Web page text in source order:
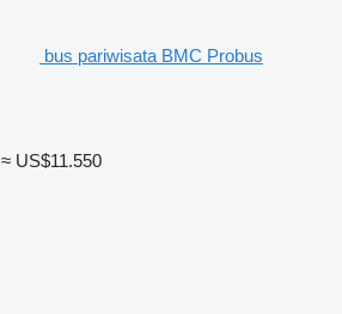
bus pariwisata BMC Probus
≈ US$11.550